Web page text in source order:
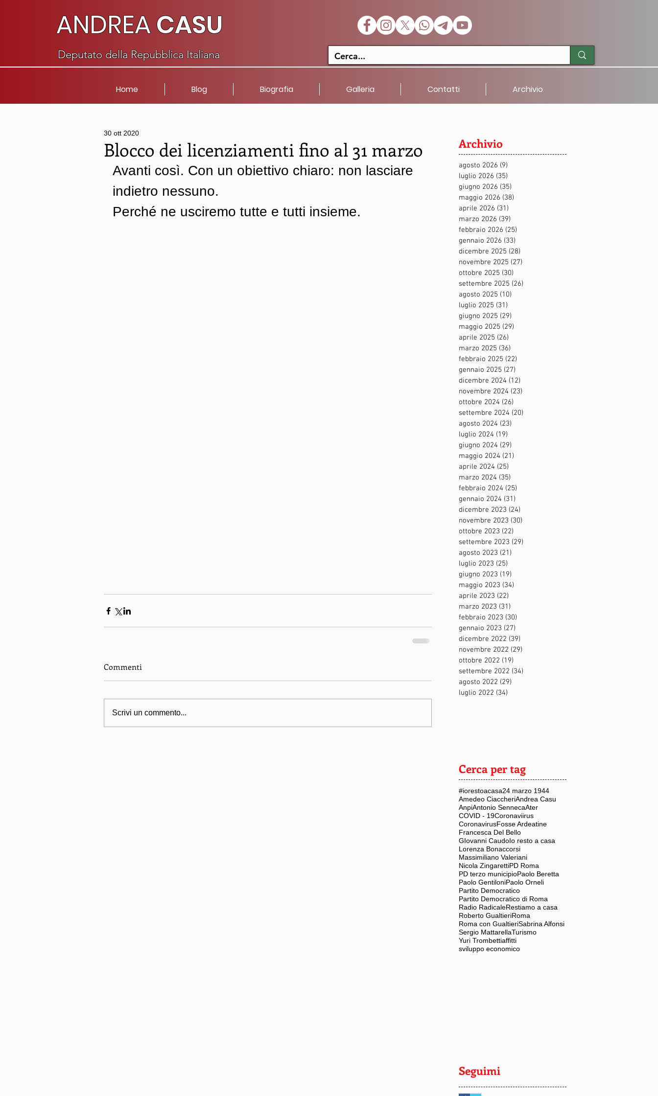
ANDREACASU
Deputato della Repubblica Italiana
Home Blog Biografia Galleria Contatti Archivio
Blocco dei licenziamenti fino al 31 marzo
30 ott 2020
Avanti così. Con un obiettivo chiaro: non lasciare
indietro nessuno.
Perché ne usciremo tutte e tutti insieme.
Commenti
Scrivi un commento...
Archivio
agosto 2026 (9)
luglio 2026 (35)
giugno 2026 (35)
maggio 2026 (38)
aprile 2026 (31)
marzo 2026 (39)
febbraio 2026 (25)
gennaio 2026 (33)
dicembre 2025 (28)
novembre 2025 (27)
ottobre 2025 (30)
settembre 2025 (26)
agosto 2025 (10)
luglio 2025 (31)
giugno 2025 (29)
maggio 2025 (29)
aprile 2025 (26)
marzo 2025 (36)
febbraio 2025 (22)
gennaio 2025 (27)
dicembre 2024 (12)
novembre 2024 (23)
ottobre 2024 (26)
settembre 2024 (20)
agosto 2024 (23)
luglio 2024 (19)
giugno 2024 (29)
maggio 2024 (21)
aprile 2024 (25)
marzo 2024 (35)
febbraio 2024 (25)
gennaio 2024 (31)
dicembre 2023 (24)
novembre 2023 (30)
ottobre 2023 (22)
settembre 2023 (29)
agosto 2023 (21)
luglio 2023 (25)
giugno 2023 (19)
maggio 2023 (34)
aprile 2023 (22)
marzo 2023 (31)
febbraio 2023 (30)
gennaio 2023 (27)
dicembre 2022 (39)
novembre 2022 (29)
ottobre 2022 (19)
settembre 2022 (34)
agosto 2022 (29)
luglio 2022 (34)
Cerca per tag
#iorestoacasa24 marzo 1944
Amedeo CiaccheriAndrea Casu
AnpiAntonio SennecaAter
COVID - 19Coronaviirus
CoronavirusFosse Ardeatine
Francesca Del Bello
GIovanni CaudoIo resto a casa
Lorenza Bonaccorsi
Massimiliano Valeriani
Nicola ZingarettiPD Roma
PD terzo municipioPaolo Beretta
Paolo GentiloniPaolo Orneli
Partito Democratico
Partito Democratico di Roma
Radio RadicaleRestiamo a casa
Roberto GualtieriRoma
Roma con GualtieriSabrina Alfonsi
Sergio MattarellaTurismo
Yuri Trombettiaffitti
sviluppo economico
Seguimi